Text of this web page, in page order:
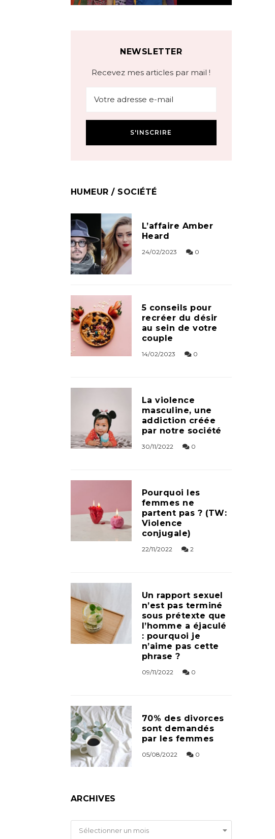
NEWSLETTER
Recevez mes articles par mail !
HUMEUR / SOCIÉTÉ
L’affaire Amber
Heard
24/02/2023 0
5 conseils pour
recréer du désir
au sein de votre
couple
14/02/2023 0
La violence
masculine, une
addiction créée
par notre société
30/11/2022 0
Pourquoi les
femmes ne
partent pas ? (TW:
Violence
conjugale)
22/11/2022 2
Un rapport sexuel
n’est pas terminé
sous prétexte que
l’homme a éjaculé
: pourquoi je
n’aime pas cette
phrase ?
09/11/2022 0
70% des divorces
sont demandés
par les femmes
05/08/2022 0
ARCHIVES
Archives
Sélectionner un mois